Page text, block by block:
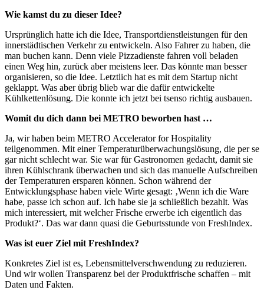
Wie kamst du zu dieser Idee?
Ursprünglich hatte ich die Idee, Transportdienstleistungen für den
innerstädtischen Verkehr zu entwickeln. Also Fahrer zu haben, die
man buchen kann. Denn viele Pizzadienste fahren voll beladen
einen Weg hin, zurück aber meistens leer. Das könnte man besser
organisieren, so die Idee. Letztlich hat es mit dem Startup nicht
geklappt. Was aber übrig blieb war die dafür entwickelte
Kühlkettenlösung. Die konnte ich jetzt bei tsenso richtig ausbauen.
Womit du dich dann bei METRO beworben hast …
Ja, wir haben beim METRO Accelerator for Hospitality
teilgenommen. Mit einer Temperaturüberwachungslösung, die per se
gar nicht schlecht war. Sie war für Gastronomen gedacht, damit sie
ihren Kühlschrank überwachen und sich das manuelle Aufschreiben
der Temperaturen ersparen können. Schon während der
Entwicklungsphase haben viele Wirte gesagt: ‚Wenn ich die Ware
habe, passe ich schon auf. Ich habe sie ja schließlich bezahlt. Was
mich interessiert, mit welcher Frische erwerbe ich eigentlich das
Produkt?‘. Das war dann quasi die Geburtsstunde von FreshIndex.
Was ist euer Ziel mit FreshIndex?
Konkretes Ziel ist es, Lebensmittelverschwendung zu reduzieren.
Und wir wollen Transparenz bei der Produktfrische schaffen – mit
Daten und Fakten.